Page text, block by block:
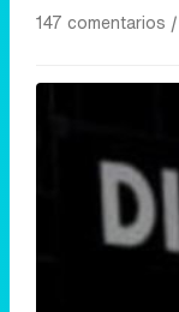
147 comentarios |